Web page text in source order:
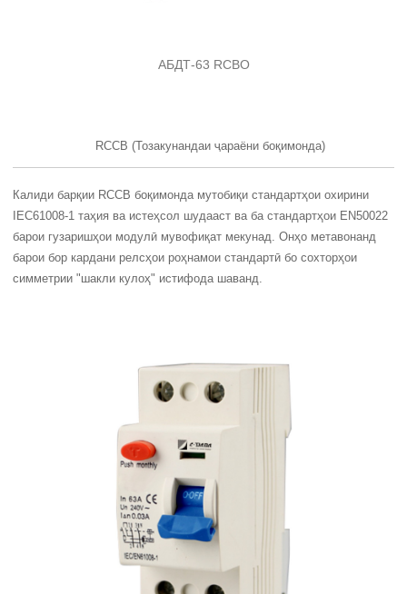
АБДТ-63 RCBO
RCCB (Тозакунандаи ҷараёни боқимонда)
Калиди барқии RCCB боқимонда мутобиқи стандартҳои охирини
IEC61008-1 таҳия ва истеҳсол шудааст ва ба стандартҳои EN50022
барои гузаришҳои модулӣ мувофиқат мекунад. Онҳо метавонанд
барои бор кардани релсҳои роҳнамои стандартӣ бо сохторҳои
симметрии "шакли кулоҳ" истифода шаванд.